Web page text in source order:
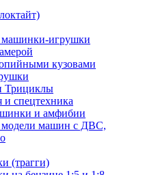
машинки-игрушки
кузовами
Трициклы
и спецтехника
и амфибии
модели машин с ДВС,
(трагги)